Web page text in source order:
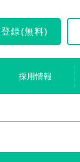
録(無料)
採用情報